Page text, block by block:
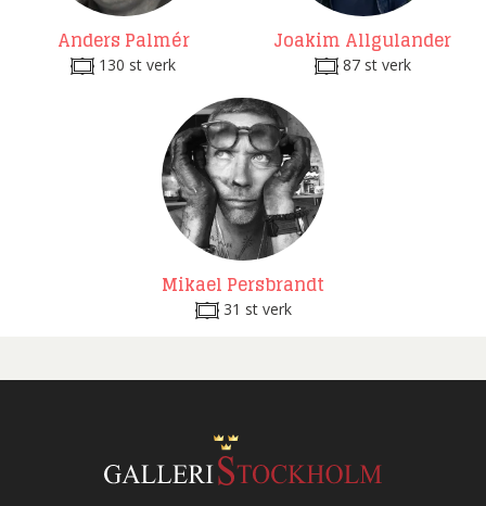
Anders Palmér
130 st verk
Joakim Allgulander
87 st verk
Mikael Persbrandt
31 st verk